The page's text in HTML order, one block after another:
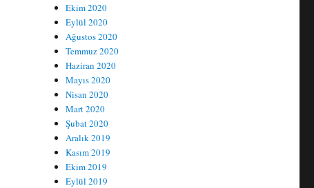
Ekim 2020
Eylül 2020
Ağustos 2020
Temmuz 2020
Haziran 2020
Mayıs 2020
Nisan 2020
Mart 2020
Şubat 2020
Aralık 2019
Kasım 2019
Ekim 2019
Eylül 2019